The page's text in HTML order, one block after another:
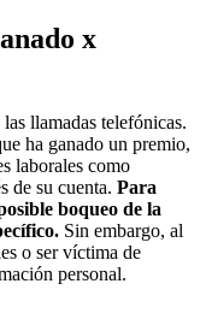
x
llamadas telefónicas.
ha ganado un premio,
laborales como
de su cuenta. Para
boqueo de la
Sin embargo, al
o ser víctima de
personal.